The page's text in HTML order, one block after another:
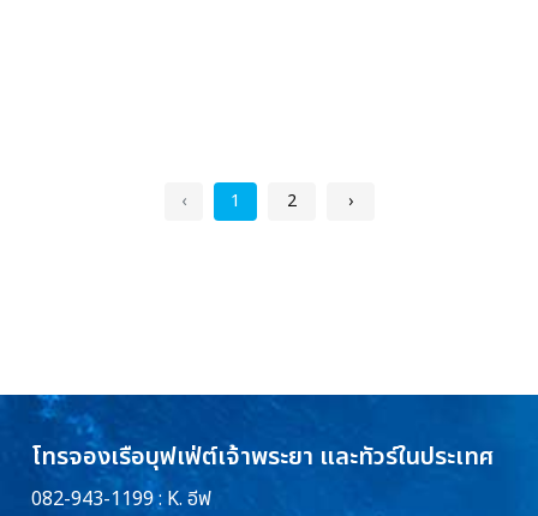
‹ 1 2 ›
โทรจองเรือบุฟเฟ่ต์เจ้าพระยา และทัวร์ในประเทศ
082-943-1199 : K. อีฟ